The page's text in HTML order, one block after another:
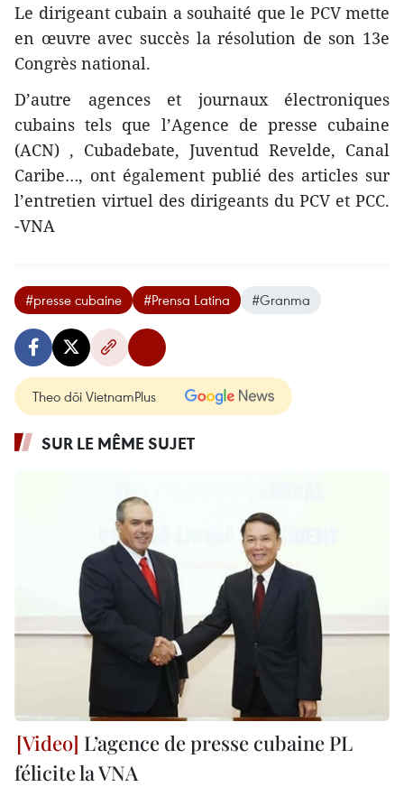
Le dirigeant cubain a souhaité que le PCV mette
en œuvre avec succès la résolution de son 13e
Congrès national.
D’autre agences et journaux électroniques
cubains tels que l’Agence de presse cubaine
(ACN) , Cubadebate, Juventud Revelde, Canal
Caribe…, ont également publié des articles sur
l’entretien virtuel des dirigeants du PCV et PCC.
-VNA
#presse cubaine #Prensa Latina #Granma
Theo dõi VietnamPlus
SUR LE MÊME SUJET
L’agence de presse cubaine PL
félicite la VNA